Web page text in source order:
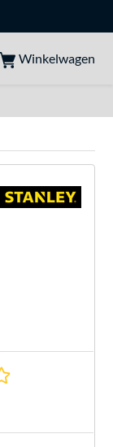
Winkelwagen
0.0 sterren